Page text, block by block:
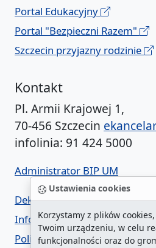
Ustawienia cookies
Korzystamy z plików
Twoim urządzeniu, w celu
funkcjonalności oraz do
Portal Edukacyjny
Portal "Bezpieczni Razem"
Szczecin przyjazny rodzinie
Kontakt
Pl. Armii Krajowej 1,
70-456 Szczecin
infolinia: 91 424 5000
Administrator BIP UM
Deklaracja dostępności
Informacja o urzędzie w ETR
Polityka prywatności